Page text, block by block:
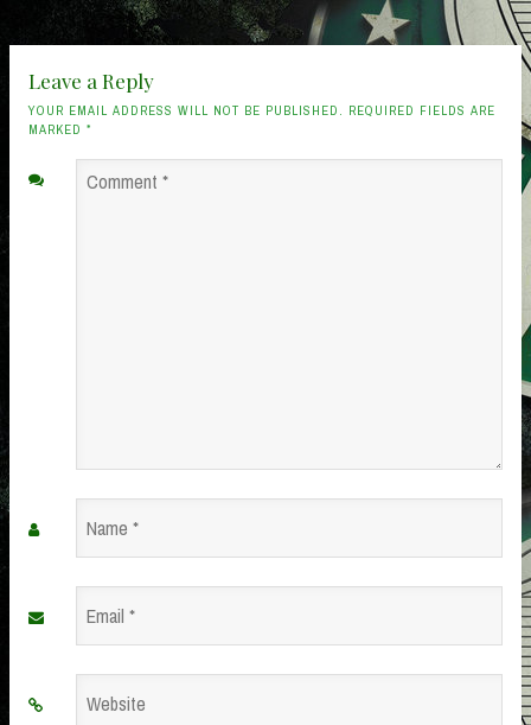
Leave a Reply
YOUR EMAIL ADDRESS WILL NOT BE PUBLISHED. REQUIRED FIELDS ARE
MARKED *
Comment
Name
Email
Website